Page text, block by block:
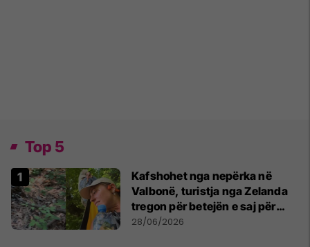
Top 5
Kafshohet nga nepërka në
Valbonë, turistja nga Zelanda
tregon për betejën e saj për
mbijetesë
28/06/2026